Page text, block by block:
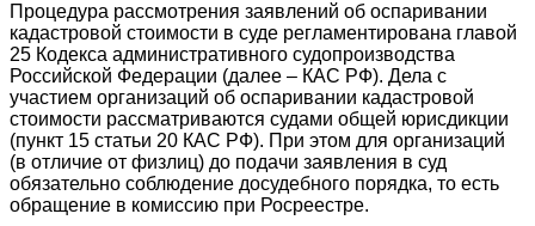
Процедура рассмотрения заявлений об оспаривании
кадастровой стоимости в суде регламентирована главой
25 Кодекса административного судопроизводства
Российской Федерации (далее – КАС РФ). Дела с
участием организаций об оспаривании кадастровой
стоимости рассматриваются судами общей юрисдикции
(пункт 15 статьи 20 КАС РФ). При этом для организаций
(в отличие от физлиц) до подачи заявления в суд
обязательно соблюдение досудебного порядка, то есть
обращение в комиссию при Росреестре.